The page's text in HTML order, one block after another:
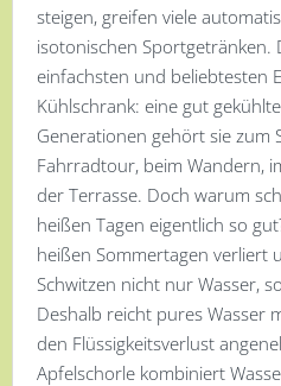
steigen, greifen viele
isotonischen Sportgetränken.
einfachsten und beliebtesten
Kühlschrank: eine gut
Generationen gehört sie zum
Fahrradtour, beim Wandern,
der Terrasse. Doch warum
heißen Tagen eigentlich so
heißen Sommertagen verliert
Schwitzen nicht nur Wasser,
Deshalb reicht pures Wasser
den Flüssigkeitsverlust
Apfelschorle kombiniert